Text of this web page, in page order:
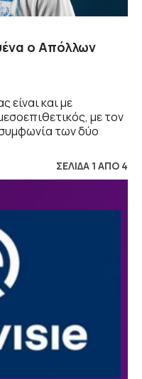
ο Απόλλων
είναι και με
με τον
των δύο
ΣΕΛΙΔΑ 1 ΑΠΟ 4